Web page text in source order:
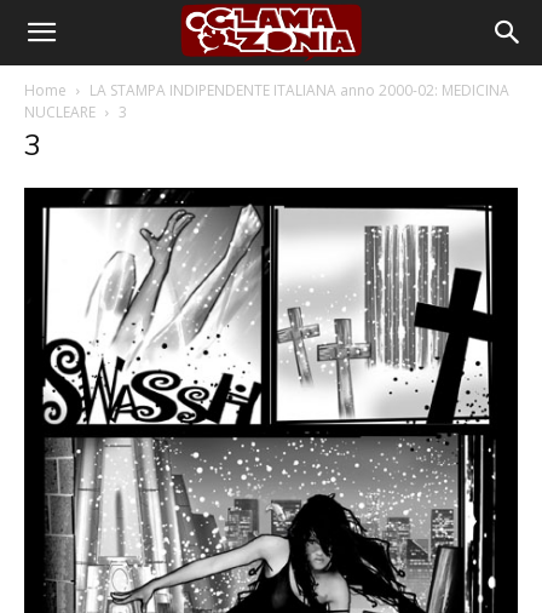
Home
LA STAMPA INDIPENDENTE ITALIANA anno 2000-02: MEDICINA
NUCLEARE
3
3